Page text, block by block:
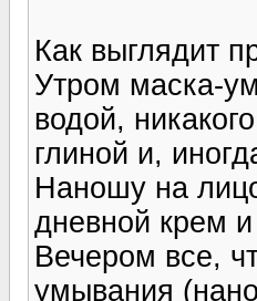
Как выглядит
Утром маска-
водой,
глиной и,
Наношу на
дневной крем и
Вечером все,
умывания